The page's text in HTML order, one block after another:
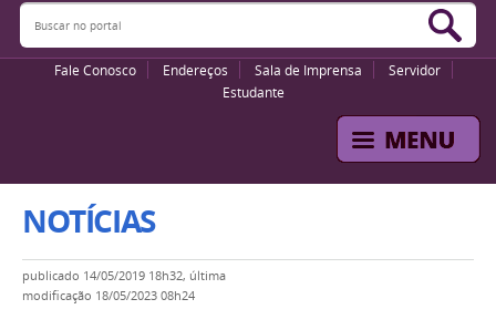
Buscar no portal
Fale Conosco Endereços Sala de Imprensa
Servidor
Estudante
NOTÍCIAS
publicado 14/05/2019 18h32, última
modificação 18/05/2023 08h24